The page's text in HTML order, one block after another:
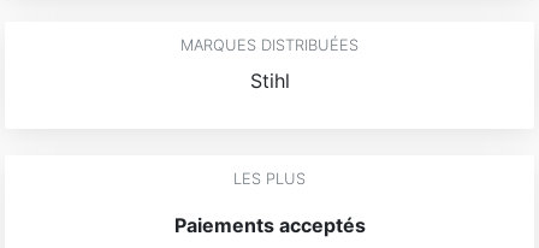
MARQUES DISTRIBUÉES
Stihl
LES PLUS
Paiements acceptés